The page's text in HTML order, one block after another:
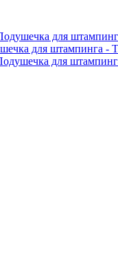
для
для штампинга -
для